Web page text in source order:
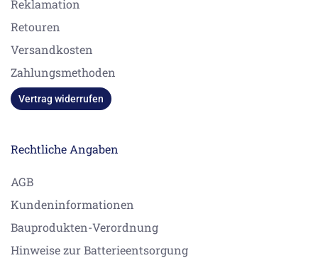
Reklamation
Retouren
Versandkosten
Zahlungsmethoden
Vertrag widerrufen
Rechtliche Angaben
AGB
Kundeninformationen
Bauprodukten-Verordnung
Hinweise zur Batterieentsorgung